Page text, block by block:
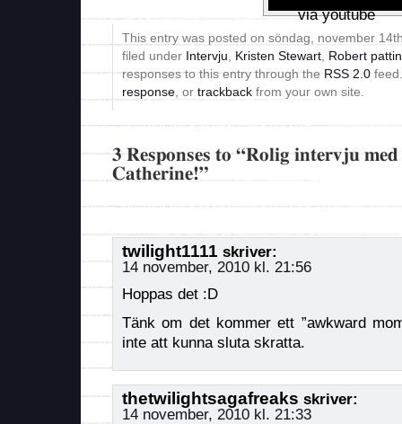
via youtube
This entry was posted on söndag, november
filed under Intervju Kristen Stewart Robert
responses to this entry through the RSS 2.0
response , or trackback from your own site.
3 Responses to “Rolig intervju
Catherine!”
twilight1111 skriver:
14 november, 2010 kl. 21:56
Hoppas det :D
Tänk om det kommer ett ”awkward
inte att kunna sluta skratta.
thetwilightsagafreaks skriver:
14 november, 2010 kl. 21:33